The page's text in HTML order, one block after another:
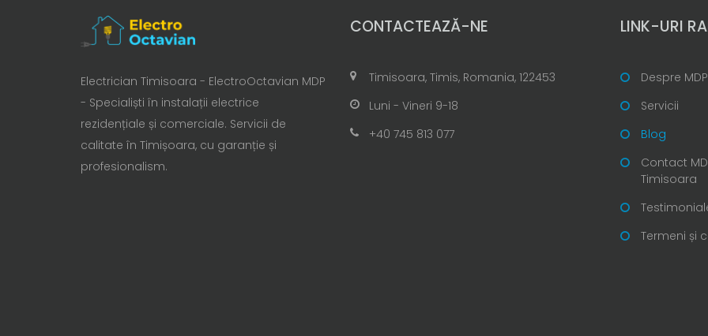
Electrician Timisoara - ElectroOctavian MDP
- Specialiști în instalații electrice
rezidențiale și comerciale. Servicii de
calitate în Timișoara, cu garanție și
profesionalism.
CONTACTEAZĂ-NE
Timisoara, Timis, Romania, 122453
Luni - Vineri 9-18
+40 745 813 077
LINK-URI
Despre MDP
Servicii
Blog
Contact
Timisoara
Termeni și